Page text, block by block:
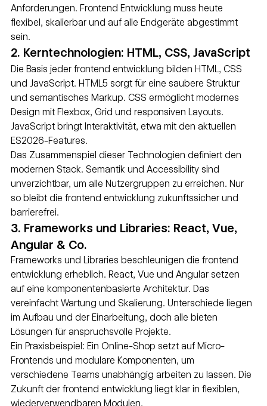
Anforderungen. Frontend Entwicklung muss heute
flexibel, skalierbar und auf alle Endgeräte abgestimmt
sein.
2. Kerntechnologien: HTML, CSS, JavaScript
Die Basis jeder frontend entwicklung bilden HTML, CSS
und JavaScript. HTML5 sorgt für eine saubere Struktur
und semantisches Markup. CSS ermöglicht modernes
Design mit Flexbox, Grid und responsiven Layouts.
JavaScript bringt Interaktivität, etwa mit den aktuellen
ES2026-Features.
Das Zusammenspiel dieser Technologien definiert den
modernen Stack. Semantik und Accessibility sind
unverzichtbar, um alle Nutzergruppen zu erreichen. Nur
so bleibt die frontend entwicklung zukunftssicher und
barrierefrei.
3. Frameworks und Libraries: React, Vue,
Angular & Co.
Frameworks und Libraries beschleunigen die frontend
entwicklung erheblich. React, Vue und Angular setzen
auf eine komponentenbasierte Architektur. Das
vereinfacht Wartung und Skalierung. Unterschiede liegen
im Aufbau und der Einarbeitung, doch alle bieten
Lösungen für anspruchsvolle Projekte.
Ein Praxisbeispiel: Ein Online-Shop setzt auf Micro-
Frontends und modulare Komponenten, um
verschiedene Teams unabhängig arbeiten zu lassen. Die
Zukunft der frontend entwicklung liegt klar in flexiblen,
wiederverwendbaren Modulen.